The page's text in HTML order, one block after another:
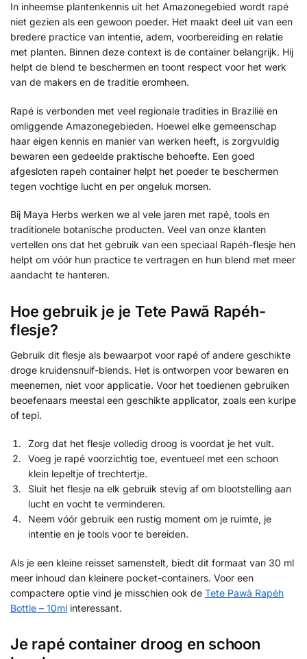
In inheemse plantenkennis uit het Amazonegebied wordt rapé
niet gezien als een gewoon poeder. Het maakt deel uit van een
bredere practice van intentie, adem, voorbereiding en relatie
met planten. Binnen deze context is de container belangrijk. Hij
helpt de blend te beschermen en toont respect voor het werk
van de makers en de traditie eromheen.
Rapé is verbonden met veel regionale tradities in Brazilië en
omliggende Amazonegebieden. Hoewel elke gemeenschap
haar eigen kennis en manier van werken heeft, is zorgvuldig
bewaren een gedeelde praktische behoefte. Een goed
afgesloten rapeh container helpt het poeder te beschermen
tegen vochtige lucht en per ongeluk morsen.
Bij Maya Herbs werken we al vele jaren met rapé, tools en
traditionele botanische producten. Veel van onze klanten
vertellen ons dat het gebruik van een speciaal Rapéh-flesje hen
helpt om vóór hun practice te vertragen en hun blend met meer
aandacht te hanteren.
Hoe gebruik je je Tete Pawã Rapéh-
flesje?
Gebruik dit flesje als bewaarpot voor rapé of andere geschikte
droge kruidensnuif-blends. Het is ontworpen voor bewaren en
meenemen, niet voor applicatie. Voor het toedienen gebruiken
beoefenaars meestal een geschikte applicator, zoals een kuripe
of tepi.
Zorg dat het flesje volledig droog is voordat je het vult.
Voeg je rapé voorzichtig toe, eventueel met een schoon
klein lepeltje of trechtertje.
Sluit het flesje na elk gebruik stevig af om blootstelling aan
lucht en vocht te verminderen.
Neem vóór gebruik een rustig moment om je ruimte, je
intentie en je tools voor te bereiden.
Als je een kleine reisset samenstelt, biedt dit formaat van 30 ml
meer inhoud dan kleinere pocket-containers. Voor een
compactere optie vind je misschien ook de Tete Pawã Rapéh
Bottle – 10ml interessant.
Je rapé container droog en schoon